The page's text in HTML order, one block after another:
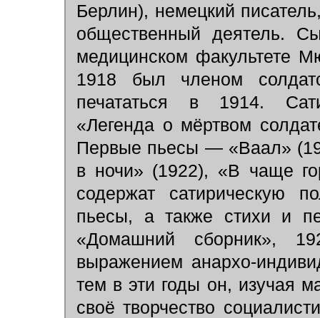
Берлин), немецкий
общественный деятель.
медицинском факультете
1918 был членом
печататься в 1914.
«Легенда о мёртвом
Первые пьесы — «Ваал»
в ночи» (1922), «В чаще
содержат сатирическую
пьесы, а также стихи и
«Домашний сборник»,
выражением анархо-
тем в эти годы он, изучая
своё творчество